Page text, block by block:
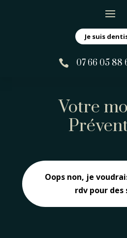
Je suis
 07 66 05 88
Votre
Oops non, je
rdv pour des